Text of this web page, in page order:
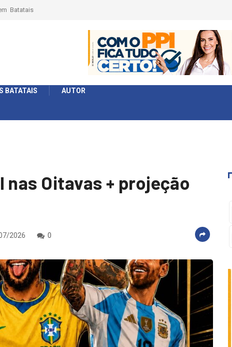
Equipes rompem com a LABE na Série
BATATAIS AUTOR
nas Oitavas + projeção
2026 0